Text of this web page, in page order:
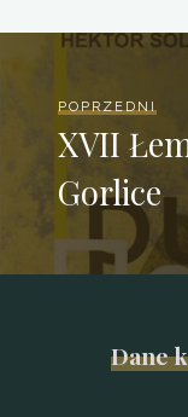
POPRZEDNI
XVII
Gorlice
Dane